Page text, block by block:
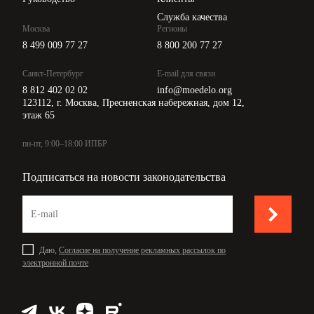
Служба качества
Москва
8 499 009 77 27
Санкт-Петербург
8 812 402 02 02
Регионы
8 800 200 77 27
E-mail для связи
info@moedelo.org
123112, г. Москва, Пресненская набережная, дом 12,
этаж 65
пн-пт, 9:00–18:00 ИПБР
Подписаться на новости законодательства
Даю, Согласие на получение рекламных рассылок по
электронной почте